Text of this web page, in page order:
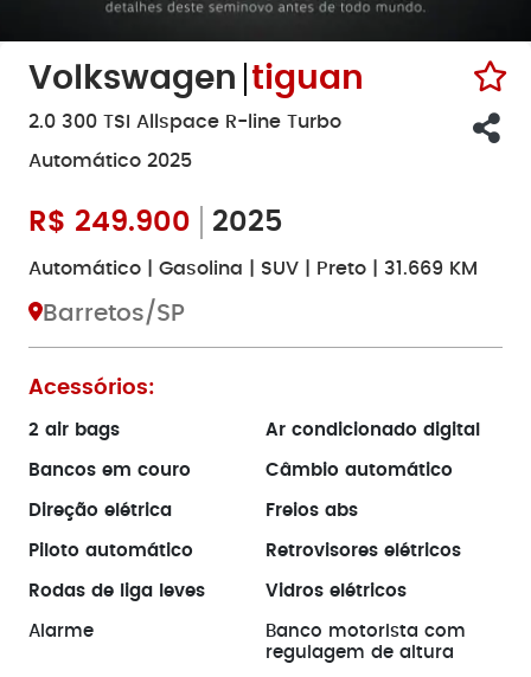
Volkswagen tiguan
2.0 300 TSI Allspace R-line Turbo
Automático 2025
R$ 249.900 2025
Automático | Gasolina | SUV | Preto | 31.669 KM
Barretos/SP
Acessórios:
2 air bags Ar condicionado digital
Bancos em couro Câmbio automático
Direção elétrica Freios abs
Piloto automático Retrovisores elétricos
Rodas de liga leves Vidros elétricos
Alarme
Banco motorista com
regulagem de altura